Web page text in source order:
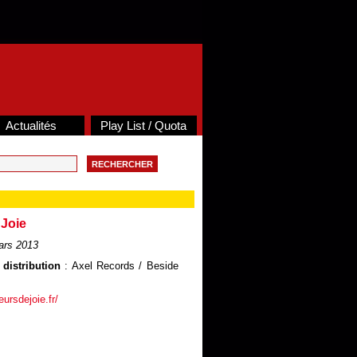
Actualités Play List / Quota
2013
: Axel Records / Beside